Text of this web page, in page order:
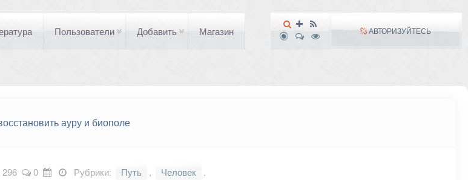
АВТОРИЗУЙТЕСЬ
Пользователи Добавить Магазин
ауру и биополе
296 0 Рубрики: Путь , Человек .